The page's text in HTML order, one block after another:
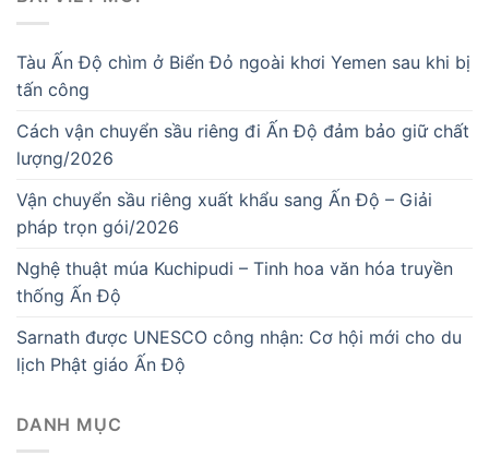
Tàu Ấn Độ chìm ở Biển Đỏ ngoài khơi Yemen sau khi bị
tấn công
Cách vận chuyển sầu riêng đi Ấn Độ đảm bảo giữ chất
lượng/2026
Vận chuyển sầu riêng xuất khẩu sang Ấn Độ – Giải
pháp trọn gói/2026
Nghệ thuật múa Kuchipudi – Tinh hoa văn hóa truyền
thống Ấn Độ
Sarnath được UNESCO công nhận: Cơ hội mới cho du
lịch Phật giáo Ấn Độ
DANH MỤC